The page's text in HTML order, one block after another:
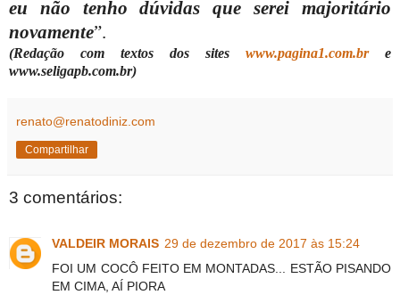
eu não tenho dúvidas que serei majoritário
novamente”.
(Redação com textos dos sites www.pagina1.com.bre
www.seligapb.com.br)
renato@renatodiniz.com
Compartilhar
3 comentários:
VALDEIR MORAIS 29 de dezembro de 2017 às 15:24
FOI UM COCÔ FEITO EM MONTADAS... ESTÃO PISANDO
EM CIMA, AÍ PIORA